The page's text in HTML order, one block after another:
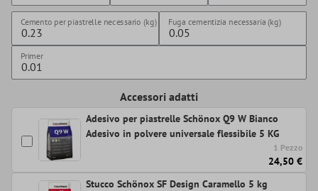
Cemento per piastrelle necessario (kg) Fuga cementizia necessaria (kg)
Primer
Accessori adatti
Adesivo per piastrelle Schönox Q9 W Bianco
Adesivo in polvere universale flessibile 5 KG
1 Pezzo
24,50 €
Stucco Schönox SF Design Caramello 5 kg